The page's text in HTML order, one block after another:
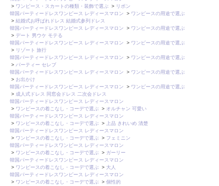
> ワンピース・スカートの種類・装飾で選ぶ > リボン
韓国パーティードレスワンピース レディースマロン
> ワンピースの用途で選ぶ
> 結婚式お呼ばれドレス 結婚式参列ドレス
韓国パーティードレスワンピース レディースマロン
> ワンピースの用途で選ぶ
> デート 男ウケ モテる
韓国パーティードレスワンピース レディースマロン
> ワンピースの用途で選ぶ
> リゾート 旅行
韓国パーティードレスワンピース レディースマロン
> ワンピースの用途で選ぶ
> パーティー セレブ
韓国パーティードレスワンピース レディースマロン
> ワンピースの用途で選ぶ
> お出かけ
韓国パーティードレスワンピース レディースマロン
> ワンピースの用途で選ぶ
> 成人式ドレス 同窓会ドレス 二次会ドレス
韓国パーティードレスワンピース レディースマロン
> ワンピースの着こなし・コーデで選ぶ > オルチャン 可愛い
韓国パーティードレスワンピース レディースマロン
> ワンピースの着こなし・コーデで選ぶ >
上品 きれいめ 清楚
韓国パーティードレスワンピース レディースマロン
> ワンピースの着こなし・コーデで選ぶ > フェミニン
韓国パーティードレスワンピース レディースマロン
> ワンピースの着こなし・コーデで選ぶ > ガーリー
韓国パーティードレスワンピース レディースマロン
> ワンピースの着こなし・コーデで選ぶ > 大人
韓国パーティードレスワンピース レディースマロン
> ワンピースの着こなし・コーデで選ぶ > 個性的